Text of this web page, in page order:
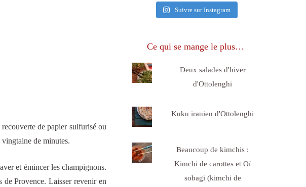
de papier sulfurisé ou
de minutes.
et émincer les champignons.
Provence. Laisser revenir en
Suivre sur Instagram
Ce qui se mange le plus…
Deux salades d'hiver
d'Ottolenghi
Kuku iranien d'Ottolenghi
Beaucoup de kimchis :
Kimchi de carottes et Oï
sobagi (kimchi de